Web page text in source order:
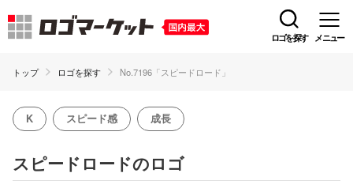
ロゴを探す メニュー
トップ ロゴを探す No.7196「スピードロード」
K スピード感 成長
スピードロードのロゴ